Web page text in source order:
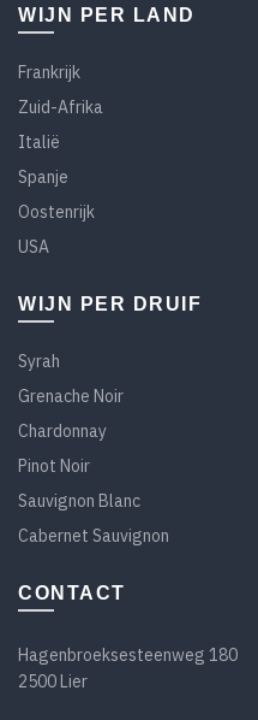
WIJN PER LAND
Frankrijk
Zuid-Afrika
Italië
Spanje
Oostenrijk
USA
WIJN PER DRUIF
Syrah
Grenache Noir
Chardonnay
Pinot Noir
Sauvignon Blanc
Cabernet Sauvignon
CONTACT
Hagenbroeksesteenweg 180
2500 Lier